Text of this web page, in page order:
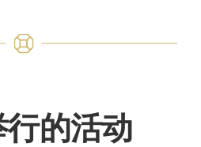
行的活动